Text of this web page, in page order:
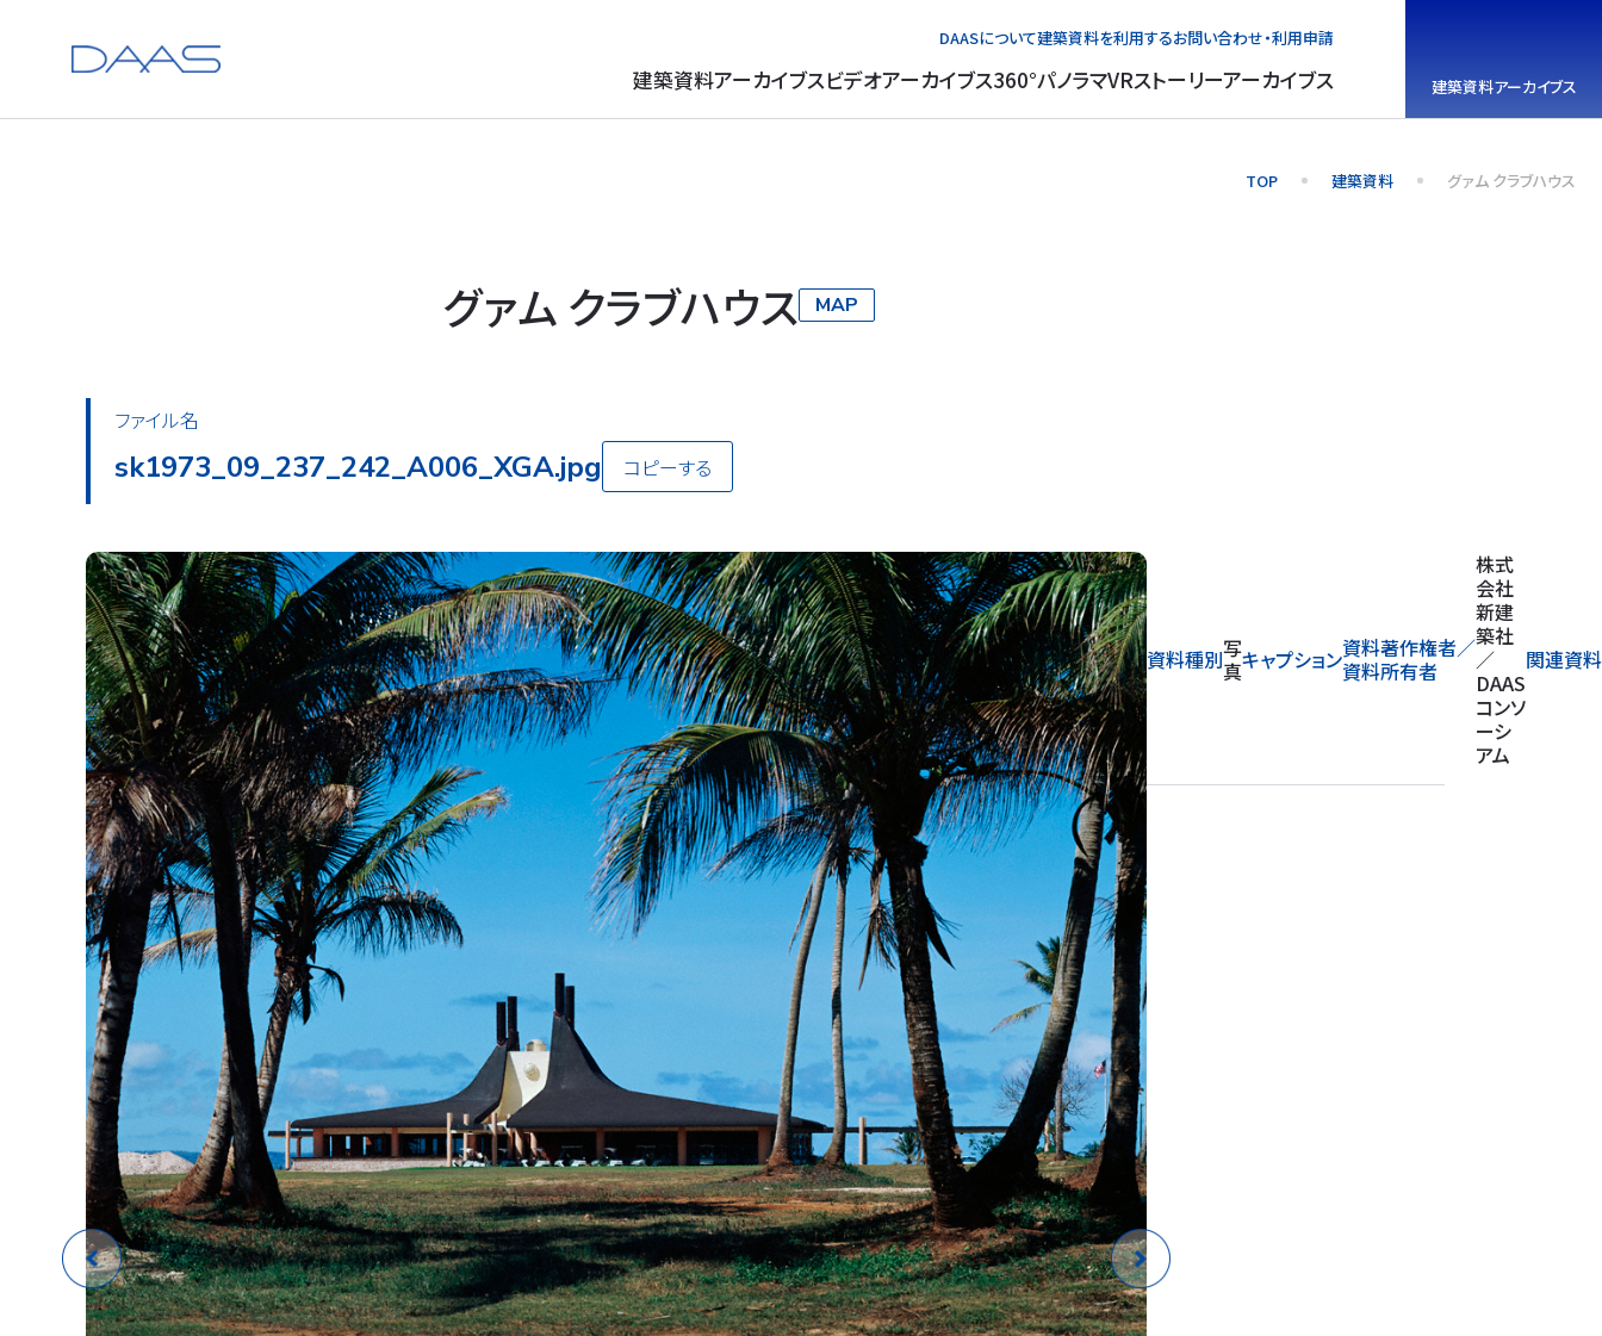
DAASについて建築資料を利用するお問い合わせ・利用申請
建築資料アーカイブスビデオアーカイブス360°パノラマVRストーリーアーカイブス 建築資料アーカイブス
TOP 建築資料 グァム クラブハウス
グァム クラブハウス MAP
ファイル名
sk1973_09_237_242_A006_XGA.jpg コピーする
資料種別写
真キャプション資料著作権者／
資料所有者
株式
会社
新建
築社
／
DAAS
コンソ
ーシ
アム
関連資